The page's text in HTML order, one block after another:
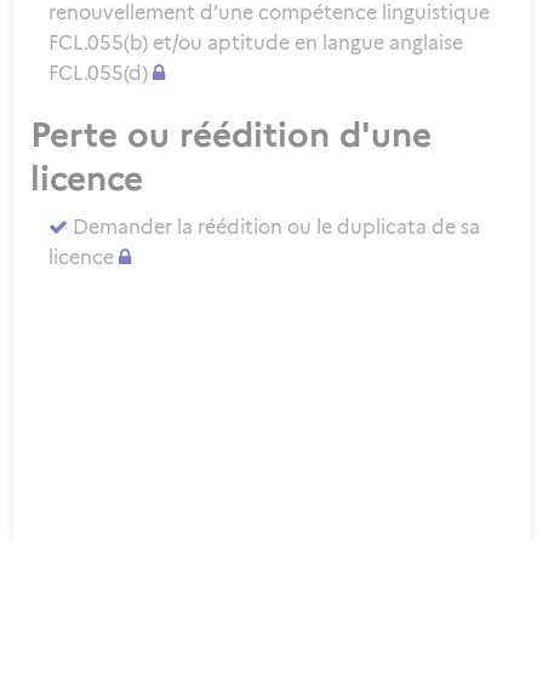
renouvellement d’une compétence linguistique
FCL.055(b) et/ou aptitude en langue anglaise
FCL.055(d)
Perte ou réédition d'une
licence
Demander la réédition ou le duplicata de sa
licence